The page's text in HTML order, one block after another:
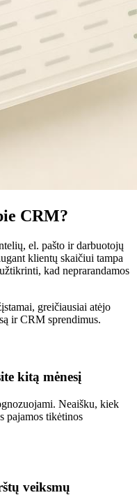
CRM?
el. pašto ir darbuotojų
klientų skaičiui tampa
kad neprarandamos
greičiausiai atėjo
ir CRM sprendimus.
kitą mėnesį
Neaišku, kiek
pajamos tikėtinos
veiksmų